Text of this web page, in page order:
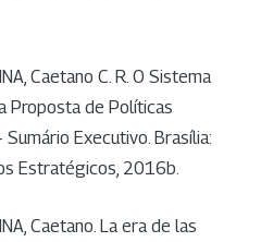
Caetano C. R. O Sistema
Proposta de Políticas
Sumário Executivo. Brasília:
Estratégicos, 2016b.
Caetano. La era de las